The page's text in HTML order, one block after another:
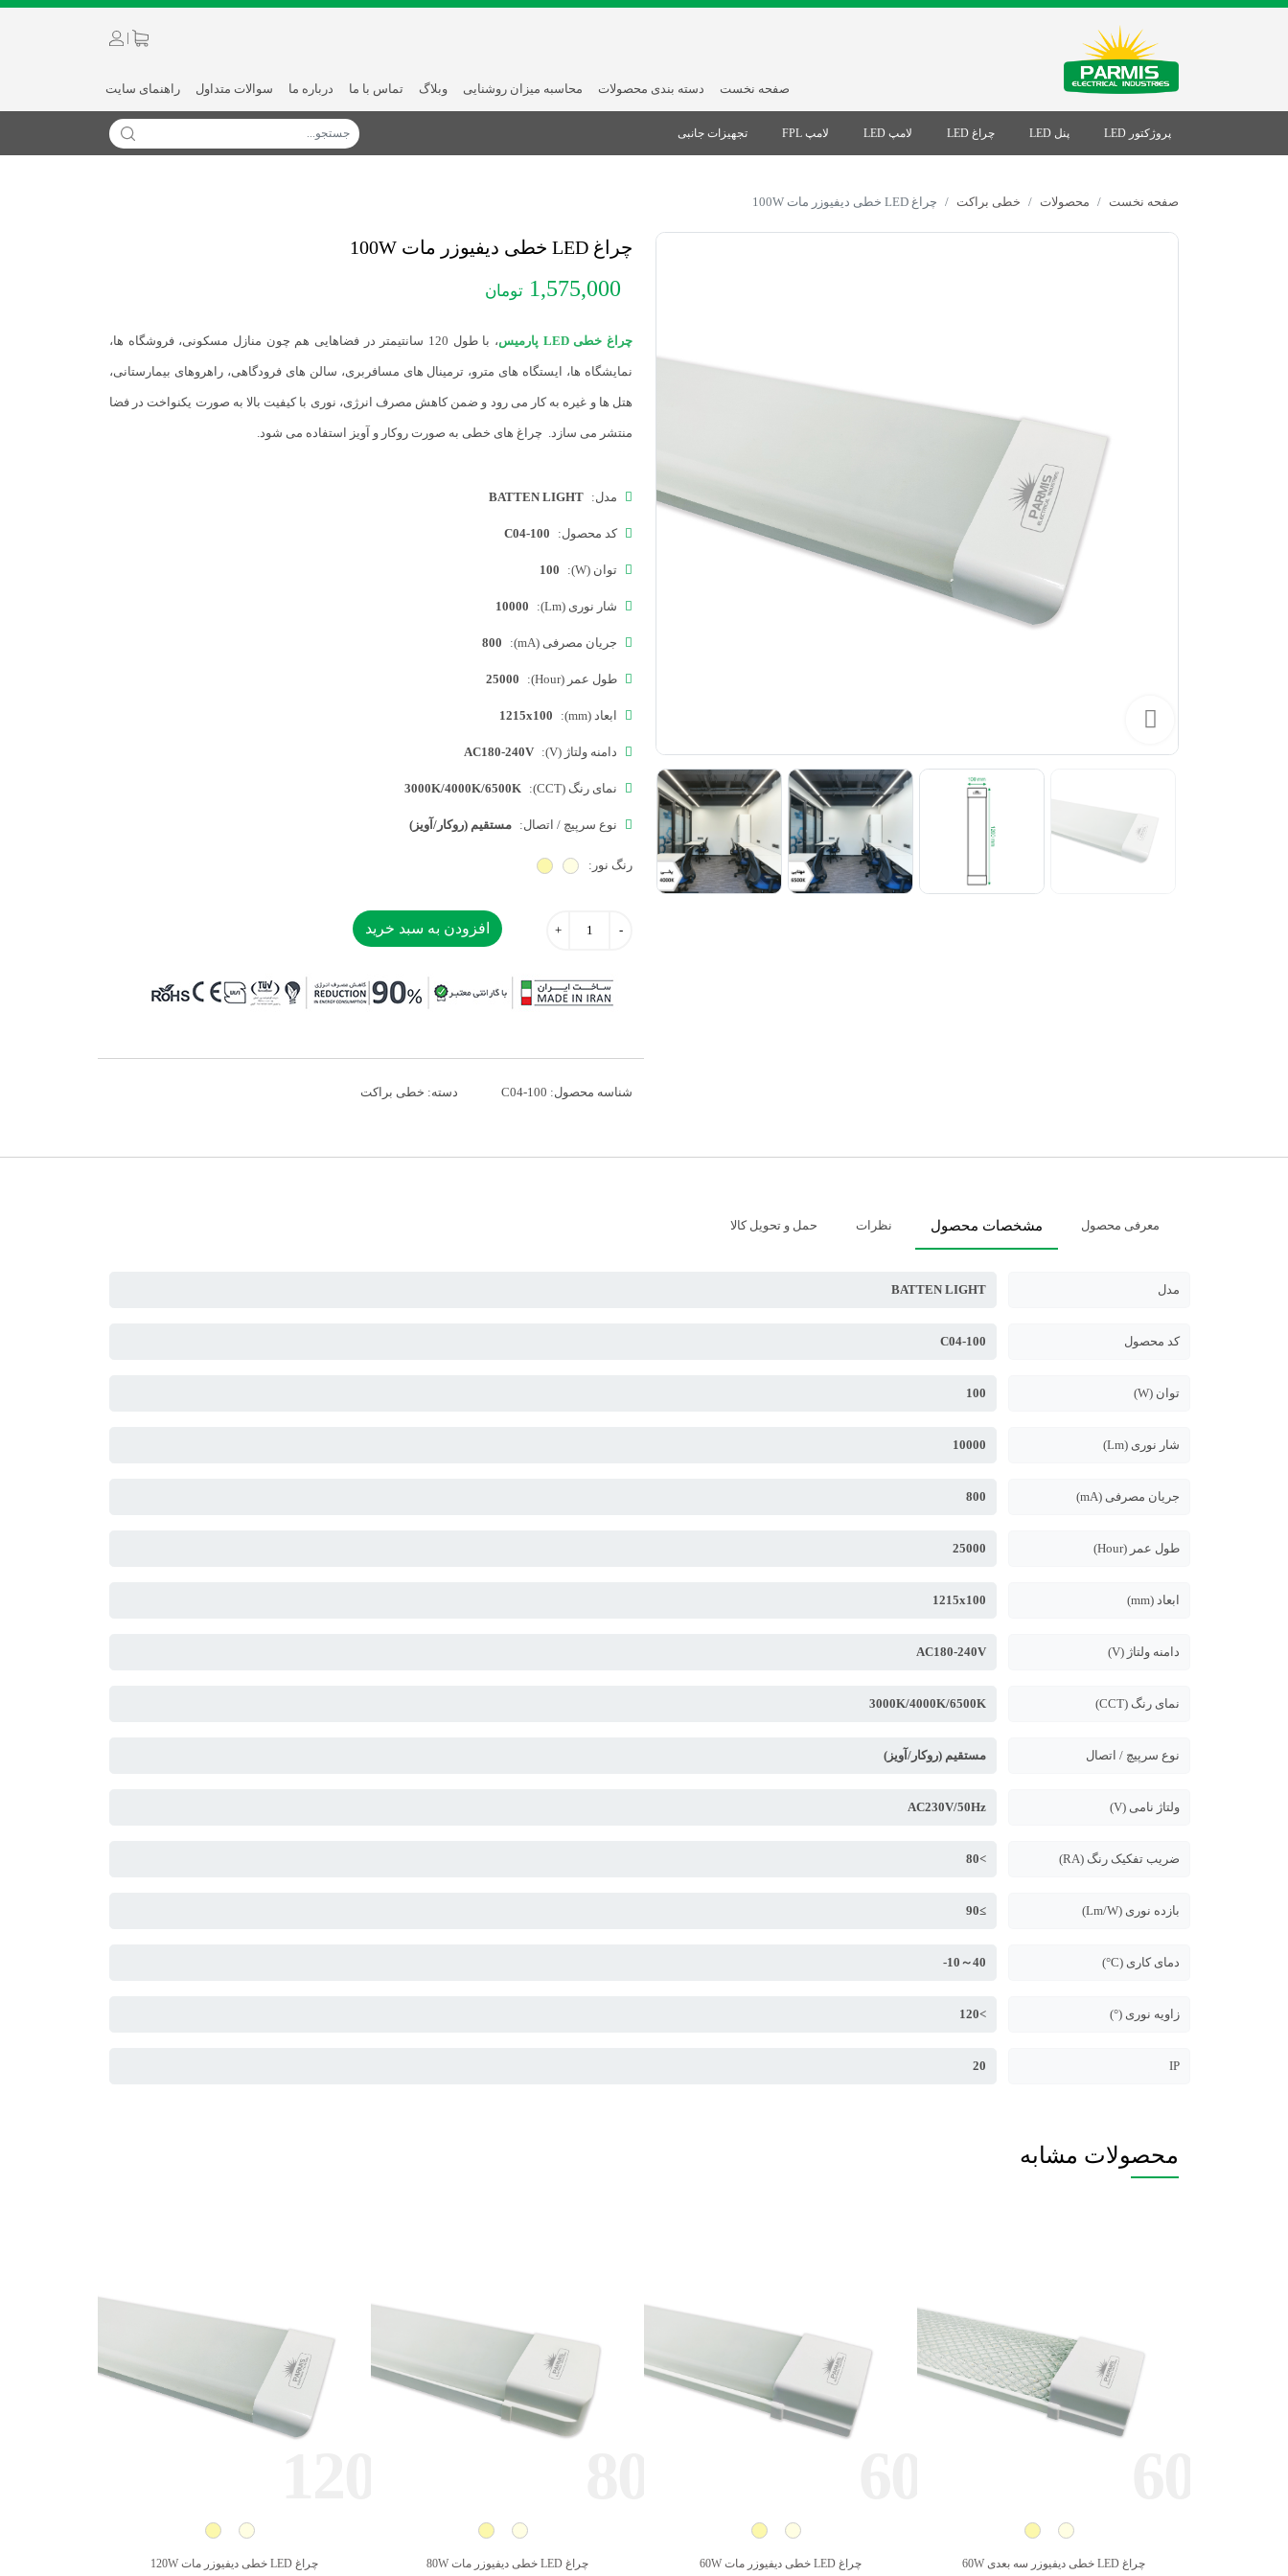
|
صفحه نخست دسته بندی محصولات محاسبه میزان روشنایی وبلاگ تماس با ما درباره ما سوالات متداول راهنمای سایت
پروژکتور LED پنل LED چراغ LED لامپ LED لامپ FPL تجهیزات جانبی
صفحه نخست محصولات خطی براکت چراغ LED خطی دیفیوزر مات 100W
چراغ LED خطی دیفیوزر مات 100W
1,575,000 تومان
چراغ خطی LED پارمیس ، با طول 120 سانتیمتر در فضاهایی هم چون منازل مسکونی، فروشگاه ها،
نمایشگاه ها، ایستگاه های مترو، ترمینال های مسافربری، سالن های فرودگاهی، راهروهای بیمارستانی،
هتل ها و غیره به کار می رود و ضمن کاهش مصرف انرژی، نوری با کیفیت بالا به صورت یکنواخت در فضا
منتشر می سازد. چراغ های خطی به صورت روکار و آویز استفاده می شود.
مدل: BATTEN LIGHT
کد محصول: C04-100
توان (W): 100
شار نوری (Lm): 10000
جریان مصرفی (mA): 800
طول عمر (Hour): 25000
ابعاد (mm): 1215x100
دامنه ولتاژ (V): AC180-240V
نمای رنگ (CCT): 3000K/4000K/6500K
نوع سرپیچ / اتصال: مستقیم (روکار/آویز)
رنگ نور:
افزودن به سبد خرید
شناسه محصول: C04-100 دسته: خطی براکت
معرفی محصول مشخصات محصول نظرات حمل و تحویل کالا
مدل BATTEN LIGHT
کد محصول C04-100
توان (W) 100
شار نوری (Lm) 10000
جریان مصرفی (mA) 800
طول عمر (Hour) 25000
ابعاد (mm) 1215x100
دامنه ولتاژ (V) AC180-240V
نمای رنگ (CCT) 3000K/4000K/6500K
نوع سرپیچ / اتصال مستقیم (روکار/آویز)
ولتاژ نامی (V) AC230V/50Hz
ضریب تفکیک رنگ (RA) >80
بازده نوری (Lm/W) ≥90
دمای کاری (C°) 40～10-
زاویه نوری (°) >120
IP
20
محصولات مشابه
چراغ LED خطی دیفیوزر سه بعدی 60W چراغ LED خطی دیفیوزر مات 60W چراغ LED خطی دیفیوزر مات 80W چراغ LED خطی دیفیوزر مات 120W